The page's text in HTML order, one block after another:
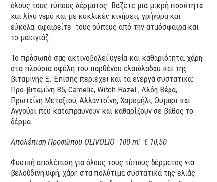
όλους τους τύπους δέρματος. Βάζετε μια μικρή ποσότητα
και λίγο νερό και με κυκλικές κινήσεις γρήγορα και
εύκολα, αφαιρείτε τους ρύπους από την ατμόσφαιρα και
το μακιγιάζ.
Το πρόσωπό σας ακτινοβολεί υγεία και καθαριότητα, χάρη
στα πλούσια οφέλη του παρθένου ελαιόλαδου και της
βιταμίνης Ε. Επίσης περιέχει και τα ενεργά συστατικά:
Προ-βιταμίνη Β5, Camelia, Witch Hazel , Αλόη Βέρα,
Πρωτεΐνη Μεταξιού, Αλλαντοΐνη, Χαμομήλι, Θυμάρι και
Αγγούρι που καταπραϋνουν και καθαρίζουν σε βάθος το
δέρμα.
Απολέπιση Προσώπου OLIVOLIO 100 ml € 10,50
Φυσική απολέπιση για όλους τους τύπους δέρματος για
βελούδινη υφή, χάρη στα πολύτιμα συστατικά της ελιάς